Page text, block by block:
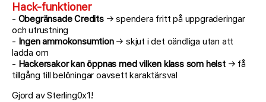
Hack-funktioner
- Obegränsade Credits→ spendera fritt på uppgraderingar
och utrustning
- Ingen ammokonsumtion→ skjut i det oändliga utan att
ladda om
- Hackersakor kan öppnas med vilken klass som helst→ få
tillgång till belöningar oavsett karaktärsval
Gjord av Sterling0x1!